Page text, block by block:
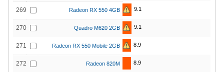
269 Radeon RX 550 4GB 9.1
270 Quadro M620 2GB 9.1
271 Radeon RX 550 Mobile 2GB 8.9
272 Radeon 820M 8.9